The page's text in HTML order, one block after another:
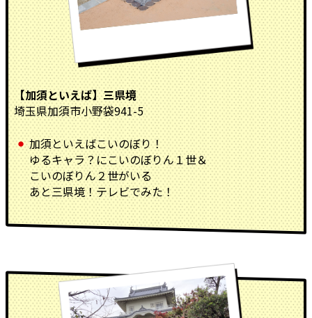
【加須といえば】三県境
埼玉県加須市小野袋941-5
加須といえばこいのぼり！
ゆるキャラ？にこいのぼりん１世＆
こいのぼりん２世がいる
あと三県境！テレビでみた！